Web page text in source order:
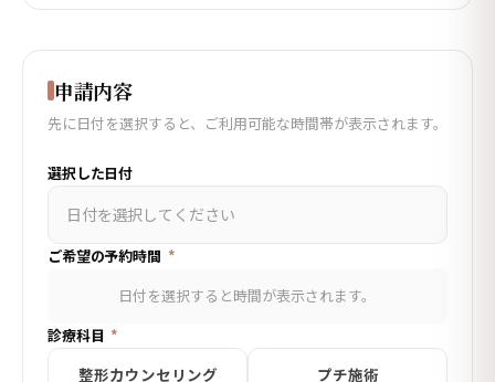
申請内容
先に日付を選択すると、ご利用可能な時間帯が表示されます。
選択した日付
日付を選択してください
ご希望の予約時間 *
日付を選択すると時間が表示されます。
診療科目 *
整形カウンセリング プチ施術